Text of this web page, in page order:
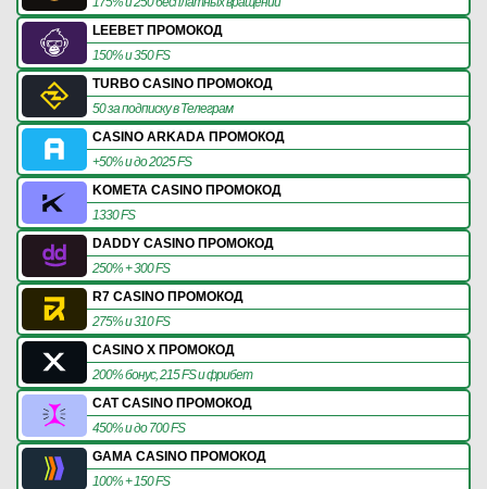
LEEBET ПРОМОКОД
150% и 350 FS
TURBO CASINO ПРОМОКОД
50 за подписку в Телеграм
CASINO ARKADA ПРОМОКОД
+50% и до 2025 FS
KOMETA CASINO ПРОМОКОД
1330 FS
DADDY CASINO ПРОМОКОД
250% + 300 FS
R7 CASINO ПРОМОКОД
275% и 310 FS
CASINO X ПРОМОКОД
200% бонус, 215 FS и фрибет
CAT CASINO ПРОМОКОД
450% и до 700 FS
GAMA CASINO ПРОМОКОД
100% + 150 FS